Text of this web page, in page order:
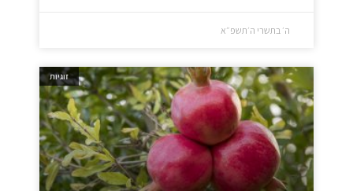
ה׳ בתשרי ה׳תשפ״א
זוגיות